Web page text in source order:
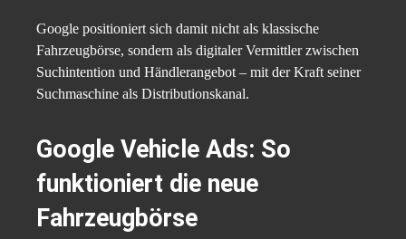
Google positioniert sich damit nicht als klassische
Fahrzeugbörse, sondern als digitaler Vermittler zwischen
Suchintention und Händlerangebot – mit der Kraft seiner
Suchmaschine als Distributionskanal.
Google Vehicle Ads: So
funktioniert die neue
Fahrzeugbörse